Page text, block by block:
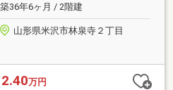
築36年6ヶ月 / 2階建
山形県米沢市林泉寺２丁目
2.40万円